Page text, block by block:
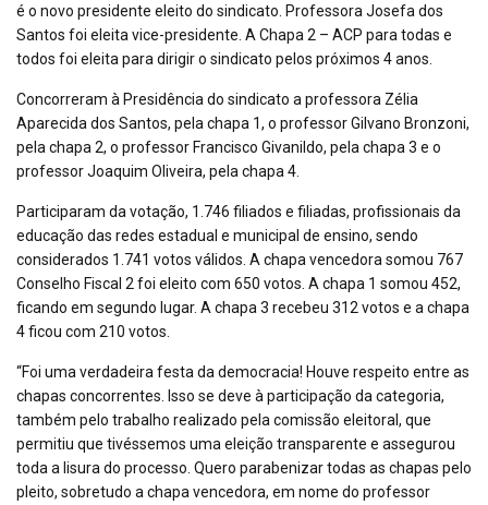
é o novo presidente eleito do sindicato. Professora Josefa dos
Santos foi eleita vice-presidente. A Chapa 2 – ACP para todas e
todos foi eleita para dirigir o sindicato pelos próximos 4 anos.
Concorreram à Presidência do sindicato a professora Zélia
Aparecida dos Santos, pela chapa 1, o professor Gilvano Bronzoni,
pela chapa 2, o professor Francisco Givanildo, pela chapa 3 e o
professor Joaquim Oliveira, pela chapa 4.
Participaram da votação, 1.746 filiados e filiadas, profissionais da
educação das redes estadual e municipal de ensino, sendo
considerados 1.741 votos válidos. A chapa vencedora somou 767
Conselho Fiscal 2 foi eleito com 650 votos. A chapa 1 somou 452,
ficando em segundo lugar. A chapa 3 recebeu 312 votos e a chapa
4 ficou com 210 votos.
“Foi uma verdadeira festa da democracia! Houve respeito entre as
chapas concorrentes. Isso se deve à participação da categoria,
também pelo trabalho realizado pela comissão eleitoral, que
permitiu que tivéssemos uma eleição transparente e assegurou
toda a lisura do processo. Quero parabenizar todas as chapas pelo
pleito, sobretudo a chapa vencedora, em nome do professor